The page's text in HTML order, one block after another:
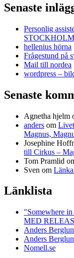
Senaste
Personlig
hellenius hörna
Frågestund på
Mail till nordea
wordpress –
Senaste
Agnetha hjelm
anders om
Magnus,
Josephine
till Cirkus –
Tom Pramlid
Sven om
Länklista
"Somewhere
MED
Anders
Anders
Nomell.se